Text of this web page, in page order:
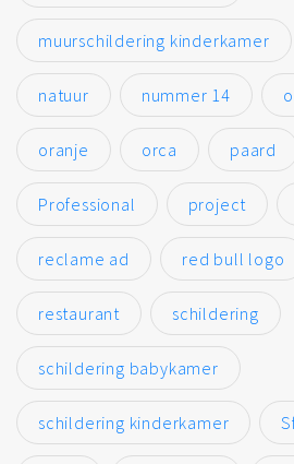
muurschildering kinderkamer
natuur nummer 14
oranje orca paard
Professional project
reclame ad red bull logo
restaurant schildering
schildering babykamer
schildering kinderkamer